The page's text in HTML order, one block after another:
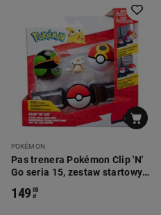
POKÉMON
Pas trenera Pokémon Clip 'N'
Go seria 15, zestaw startowy,
149 00
zł